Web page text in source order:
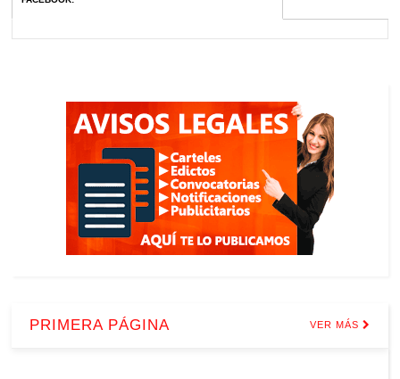
PRIMERA PÁGINA VER MÁS